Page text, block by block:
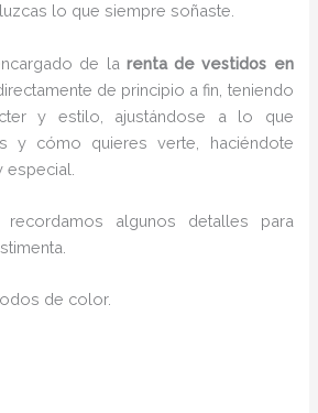
lo que siempre soñaste.
de la renta de vestidos en
de principio a fin, teniendo
y estilo, ajustándose a lo que
y cómo quieres verte, haciéndote
especial.
algunos detalles para
de color.